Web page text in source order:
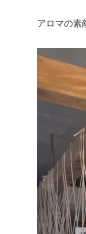
アロマの素